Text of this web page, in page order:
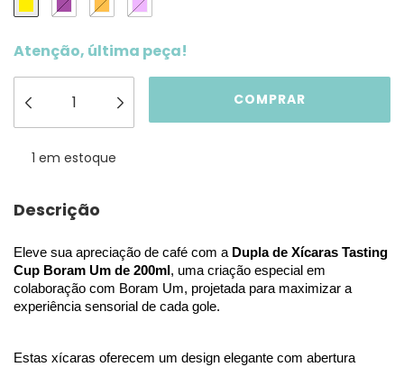
Atenção, última peça!
1 em estoque
Descrição
Eleve sua apreciação de café com a Dupla de Xícaras Tasting
Cup Boram Um de 200ml , uma criação especial em
colaboração com Boram Um, projetada para maximizar a
experiência sensorial de cada gole.
Estas xícaras oferecem um design elegante com abertura